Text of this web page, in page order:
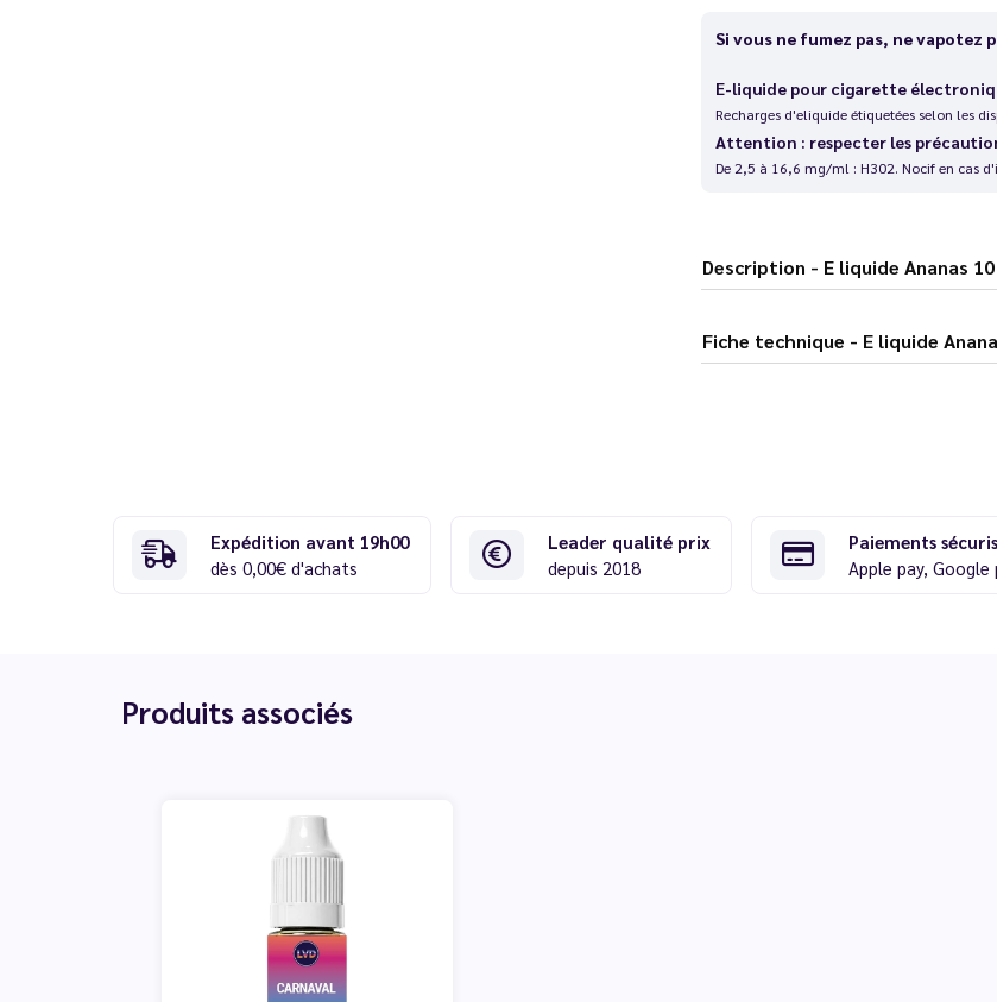
Si vous ne fumez pas, ne vapotez
E-liquide pour cigarette
Recharges d'eliquide étiquetées selon les
Attention : respecter les
De 2,5 à 16,6 mg/ml : H302. Nocif en cas
Description - E liquide
Fiche technique - E
Expédition avant 19h00
dès 0,00€ d'achats
Leader qualité prix
depuis 2018
Paiements
Apple pay, Google
Produits associés